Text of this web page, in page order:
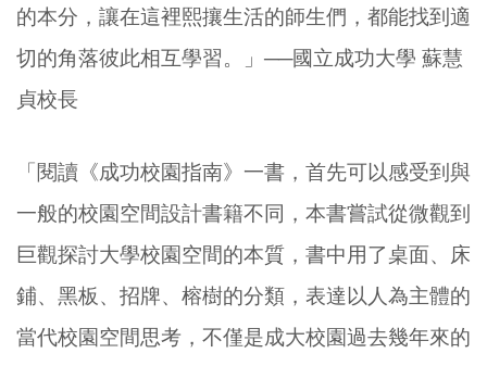
的本分，讓在這裡熙攘生活的師生們，都能找到適
切的角落彼此相互學習。」──國立成功大學 蘇慧
貞校長
「閱讀《成功校園指南》一書，首先可以感受到與
一般的校園空間設計書籍不同，本書嘗試從微觀到
巨觀探討大學校園空間的本質，書中用了桌面、床
鋪、黑板、招牌、榕樹的分類，表達以人為主體的
當代校園空間思考，不僅是成大校園過去幾年來的